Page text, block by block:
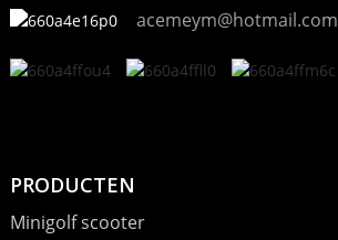
acemeym@hotmail.com
PRODUCTEN
Minigolf scooter